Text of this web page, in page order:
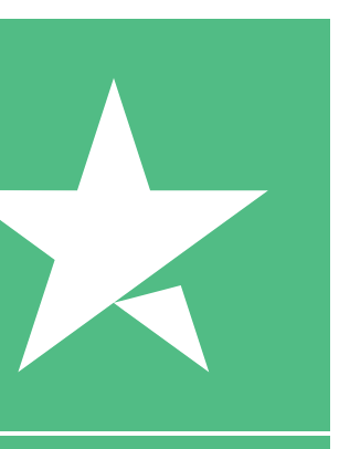
Creditpakketten
met downloadtegoeden. Geen maandelijkse
1000